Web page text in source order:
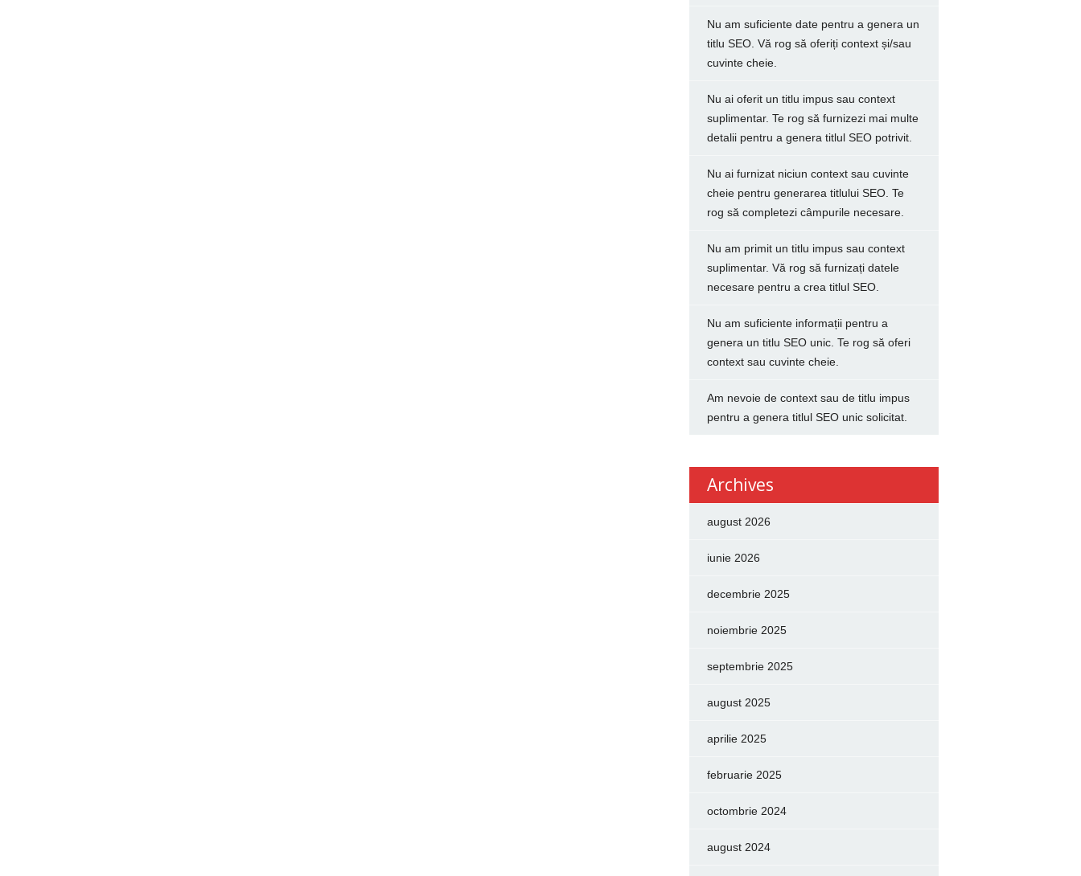
Nu am suficiente date pentru a genera un
titlu SEO. Vă rog să oferiți context și/sau
cuvinte cheie.
Nu ai oferit un titlu impus sau context
suplimentar. Te rog să furnizezi mai multe
detalii pentru a genera titlul SEO potrivit.
Nu ai furnizat niciun context sau cuvinte
cheie pentru generarea titlului SEO. Te
rog să completezi câmpurile necesare.
Nu am primit un titlu impus sau context
suplimentar. Vă rog să furnizați datele
necesare pentru a crea titlul SEO.
Nu am suficiente informații pentru a
genera un titlu SEO unic. Te rog să oferi
context sau cuvinte cheie.
Am nevoie de context sau de titlu impus
pentru a genera titlul SEO unic solicitat.
Archives
august 2026
iunie 2026
decembrie 2025
noiembrie 2025
septembrie 2025
august 2025
aprilie 2025
februarie 2025
octombrie 2024
august 2024